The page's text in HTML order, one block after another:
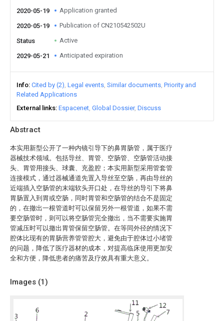
Abstract
本实用新型公开了一种内镜引导下的鼻胃肠管，属于医疗
器械技术领域。包括导丝、胃管、空肠管、空肠管活动接
头、胃管用接头、球囊、充盈腔；本实用新型采用管套管
连接模式，通过器械通道先置入导丝至空肠，再由导丝的
近端插入空肠管的末端软头开口处，在导丝的导引下将鼻
胃肠置入到胃或空肠，同时胃管和空肠管的结合不是固定
的，在撤出一根管道时可以保留另外一根管道，如果不需
要空肠管时，则可以将空肠管完全撤出，当不需要实施胃
管减压时可以撤出胃管保留空肠管。在等同外径的情况下
腔体比现有的胃肠营养管管腔大，避免由于腔体过小堵管
的问题，降低了医疗器材的成本，对提高临床使用更加安
全和方便，降低患者的痛苦及疗效具有重大意义。
Images (1)
2020-05-19 Application granted
2020-05-19 Publication of CN210542502U
Status Active
2029-05-21 Anticipated expiration
Info Cited by (2) Legal events Similar documents Priority and
Related Applications
External links Espacenet Global Dossier Discuss